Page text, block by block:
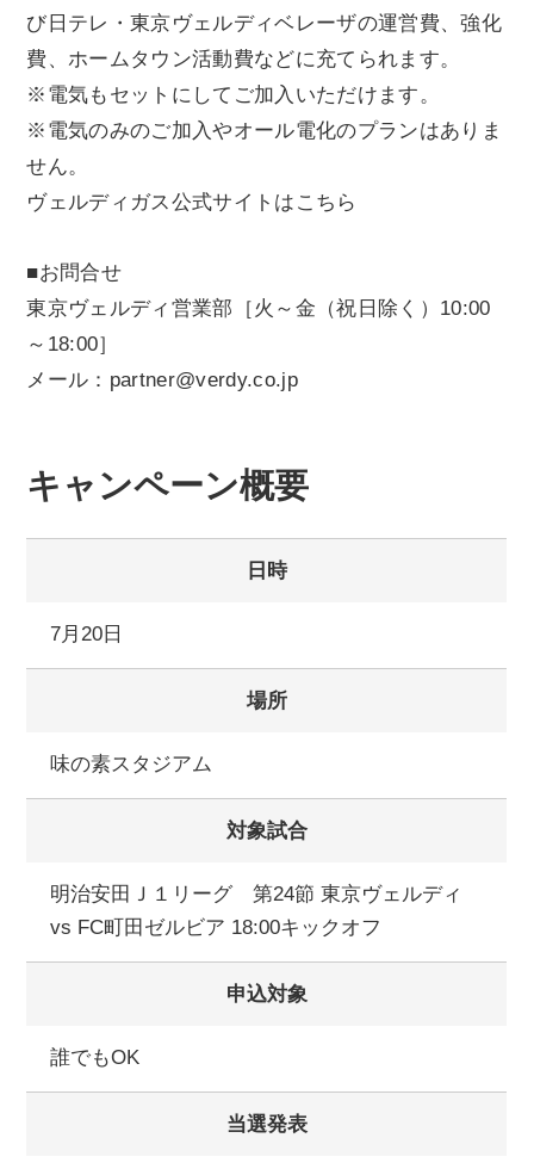
び日テレ・東京ヴェルディベレーザの運営費、強化
費、ホームタウン活動費などに充てられます。
※電気もセットにしてご加入いただけます。
※電気のみのご加入やオール電化のプランはありま
せん。
ヴェルディガス公式サイトはこちら
■お問合せ
東京ヴェルディ営業部［火～金（祝日除く）10:00
～18:00］
メール：partner@verdy.co.jp
キャンペーン概要
日時
7月20日
場所
味の素スタジアム
対象試合
明治安田Ｊ１リーグ 第24節 東京ヴェルディ
vs FC町田ゼルビア 18:00キックオフ
申込対象
誰でもOK
当選発表